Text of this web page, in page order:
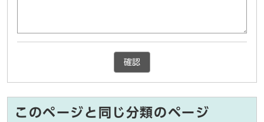
確認
このページと同じ分類のページ